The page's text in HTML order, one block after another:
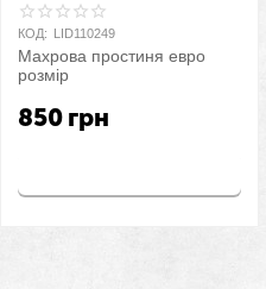
КОД: LID110249
Махрова простиня евро
розмір
850 грн